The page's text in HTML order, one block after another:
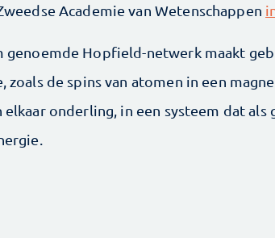
Academie van Wetenschappen
genoemde Hopfield-netwerk maakt
zoals de spins van atomen in een
onderling, in een systeem dat als